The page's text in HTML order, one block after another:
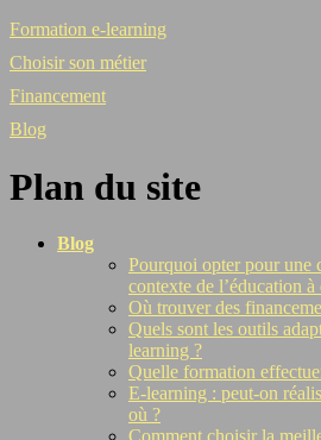
Formation e-learning
Choisir son métier
Financement
Blog
Plan du site
Blog
Pourquoi opter pour une
contexte de l’éducation à
Où trouver des
Quels sont les outils
learning ?
Quelle formation
E-learning : peut-on
où ?